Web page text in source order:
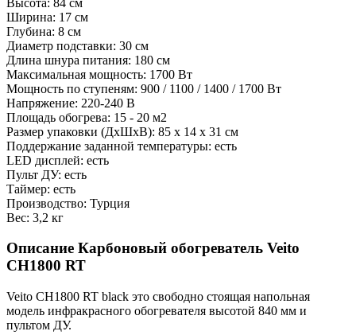
Ширина: 17 см
Глубина: 8 см
Диаметр подставки: 30 см
Длина шнура питания: 180 см
Максимальная мощность: 1700 Вт
Мощность по ступеням: 900 / 1100 / 1400 / 1700 Вт
Напряжение: 220-240 В
Площадь обогрева: 15 - 20 м2
Размер упаковки (ДхШхВ): 85 х 14 х 31 см
Поддержание заданной температуры: есть
LED дисплей: есть
Пульт ДУ: есть
Таймер: есть
Производство: Турция
Вес: 3,2 кг
Описание Карбоновый обогреватель Veito
CH1800 RT
Veito CH1800 RT black это свободно стоящая напольная
модель инфракрасного обогревателя высотой 840 мм и
пультом ДУ.